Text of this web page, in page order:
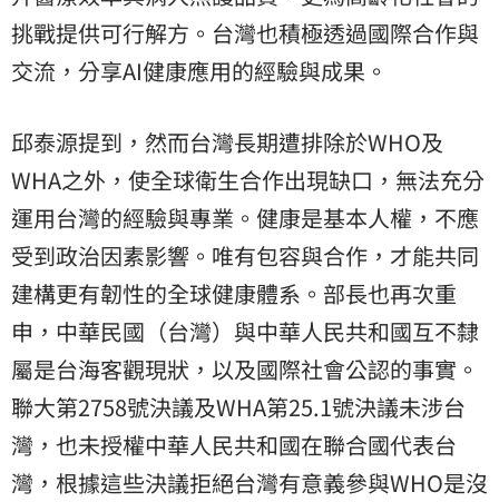
挑戰提供可行解方。台灣也積極透過國際合作與
交流，分享AI健康應用的經驗與成果。
邱泰源提到，然而台灣長期遭排除於WHO及
WHA之外，使全球衛生合作出現缺口，無法充分
運用台灣的經驗與專業。健康是基本人權，不應
受到政治因素影響。唯有包容與合作，才能共同
建構更有韌性的全球健康體系。部長也再次重
申，中華民國（台灣）與中華人民共和國互不隸
屬是台海客觀現狀，以及國際社會公認的事實。
聯大第2758號決議及WHA第25.1號決議未涉台
灣，也未授權中華人民共和國在聯合國代表台
灣，根據這些決議拒絕台灣有意義參與WHO是沒